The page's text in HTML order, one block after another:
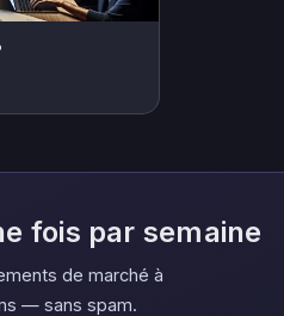
fois par semaine
de marché à
— sans spam.